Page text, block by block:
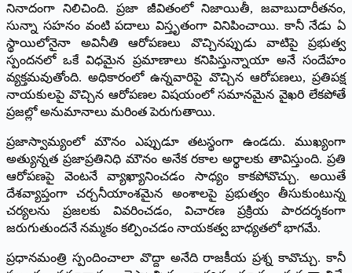
నినాదంగా నిలిచింది. ప్రజా జీవితంలో నిజాయితీ, జవాబుదారీతనం,
సున్నా సహనం వంటి పదాలు విస్తృతంగా వినిపించాయి. కానీ నేడు ఏ
స్థాయిలోనైనా అవినీతి ఆరోపణలు వొచ్చినప్పుడు వాటిపై ప్రభుత్వ
స్పందనలో ఒకే విధమైన ప్రమాణాలు కనిపిస్తున్నాయా అనే సందేహం
వ్యక్తమవుతోంది. అధికారంలో ఉన్నవారిపై వొచ్చిన ఆరోపణలు, ప్రతిపక్ష
నాయకులపై వొచ్చిన ఆరోపణల విషయంలో సమానమైన వైఖరి లేకపోతే
ప్రజల్లో అనుమానాలు మరింత పెరుగుతాయి.
ప్రజాస్వామ్యంలో మౌనం ఎప్పుడూ తటస్థంగా ఉండదు. ముఖ్యంగా
అత్యున్నత ప్రజాప్రతినిధి మౌనం అనేక రకాల అర్థాలకు తావిస్తుంది. ప్రతి
ఆరోపణపై వెంటనే వ్యాఖ్యానించడం సాధ్యం కాకపోవొచ్చు. అయితే
దేశవ్యాప్తంగా చర్చనీయాంశమైన అంశాలపై ప్రభుత్వం తీసుకుంటున్న
చర్యలను ప్రజలకు వివరించడం, విచారణ ప్రక్రియ పారదర్శకంగా
జరుగుతుందనే నమ్మకం కల్పించడం నాయకత్వ బాధ్యతలో భాగమే.
ప్రధానమంత్రి స్పందించాలా వొద్దా అనేది రాజకీయ ప్రశ్న కావొచ్చు. కానీ